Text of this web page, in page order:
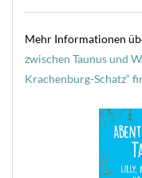
Mehr Informationen
zwischen Taunus und
Krachenburg-Schatz“